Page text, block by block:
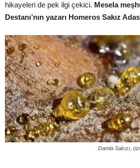
hikayeleri de pek ilgi çekici. Mesela
Destanı’nın yazarı Homeros Sakız
Damla Sakızı,